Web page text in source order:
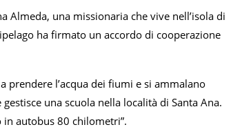
Almeda, una missionaria che vive nell’isola di
ha firmato un accordo di cooperazione
prendere l’acqua dei fiumi e si ammalano
una scuola nella località di Santa Ana.
in autobus 80 chilometri”.